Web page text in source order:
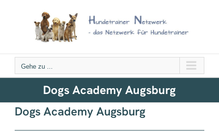
Gehe zu ...
Dogs Academy Augsburg
Dogs Academy Augsburg